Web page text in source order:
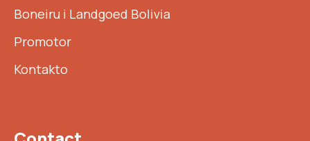
Boneiru i Landgoed Bolivia
Promotor
Kontakto